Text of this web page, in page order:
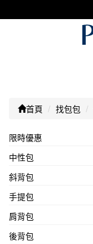
首頁 找包包
限時優惠
中性包
斜背包
手提包
肩背包
後背包